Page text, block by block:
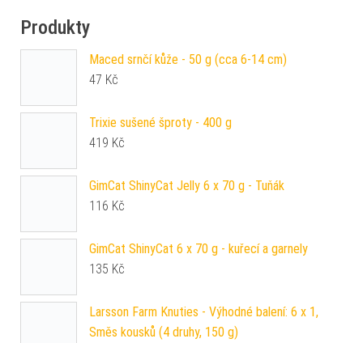
Produkty
Maced srnčí kůže - 50 g (cca 6-14 cm)
47 Kč
Trixie sušené šproty - 400 g
419 Kč
GimCat ShinyCat Jelly 6 x 70 g - Tuňák
116 Kč
GimCat ShinyCat 6 x 70 g - kuřecí a garnely
135 Kč
Larsson Farm Knuties - Výhodné balení: 6 x 1,
Směs kousků (4 druhy, 150 g)